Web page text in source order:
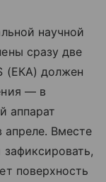
научной
сразу две
(ЕКА) должен
— в
аппарат
апреле. Вместе
поверхность